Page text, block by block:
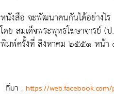
หนังสือ จะพัฒนาคนกันได้อย่างไร
โดย สมเด็จพระพุทธโฆษาจารย์ (
พิมพ์ครั้งที่ สิงหาคม ๒๕๕๑ หน้
ที่มา : https://